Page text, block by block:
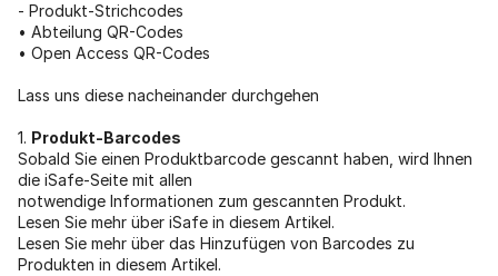
- Produkt-Strichcodes
• Abteilung QR-Codes
• Open Access QR-Codes
Lass uns diese nacheinander durchgehen
1. Produkt-Barcodes
Sobald Sie einen Produktbarcode gescannt haben, wird Ihnen
die iSafe-Seite mit allen
notwendige Informationen zum gescannten Produkt.
Lesen Sie mehr über iSafe in diesem Artikel.
Lesen Sie mehr über das Hinzufügen von Barcodes zu
Produkten in diesem Artikel.